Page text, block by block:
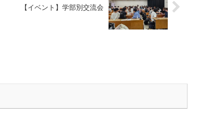
【イベント】学部別交流会